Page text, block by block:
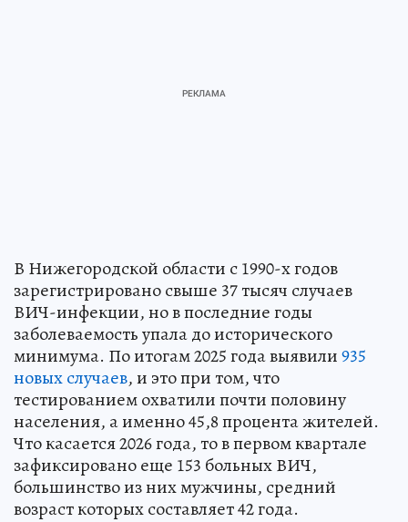
В Нижегородской области с 1990-х годов
зарегистрировано свыше 37 тысяч случаев
ВИЧ-инфекции, но в последние годы
заболеваемость упала до исторического
минимума. По итогам 2025 года выявили935
новых случаев, и это при том, что
тестированием охватили почти половину
населения, а именно 45,8 процента жителей.
Что касается 2026 года, то в первом квартале
зафиксировано еще 153 больных ВИЧ,
большинство из них мужчины, средний
возраст которых составляет 42 года.